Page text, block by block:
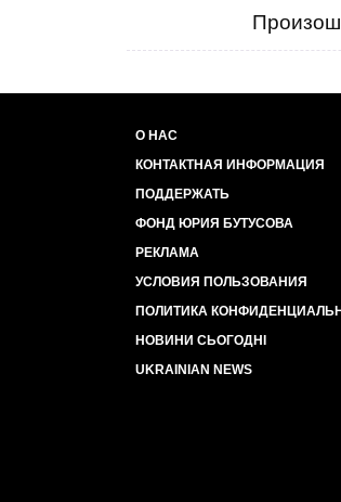
О НАС
КОНТАКТНАЯ ИНФОРМАЦИЯ
ПОДДЕРЖАТЬ
ФОНД ЮРИЯ БУТУСОВА
РЕКЛАМА
УСЛОВИЯ ПОЛЬЗОВАНИЯ
ПОЛИТИКА
НОВИНИ СЬОГОДНІ
UKRAINIAN NEWS